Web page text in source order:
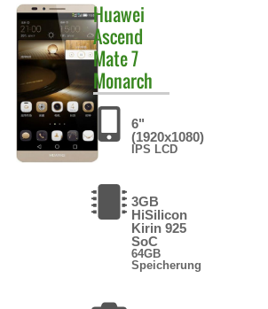
Huawei
Ascend
Mate 7
Monarch
6"
(1920x1080)
IPS LCD
3GB
HiSilicon
Kirin 925
SoC
64GB
Speicherung